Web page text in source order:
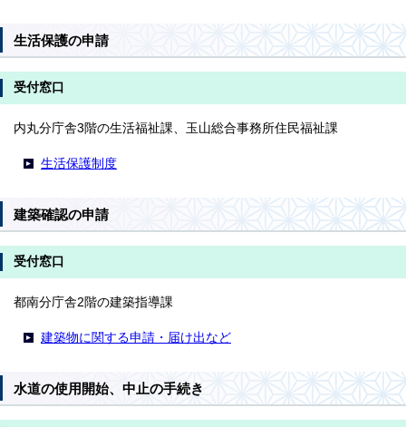
生活保護の申請
受付窓口
内丸分庁舎3階の生活福祉課、玉山総合事務所住民福祉課
生活保護制度
建築確認の申請
受付窓口
都南分庁舎2階の建築指導課
建築物に関する申請・届け出など
水道の使用開始、中止の手続き